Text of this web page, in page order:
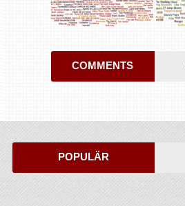
COMMENTS
POPULÄR